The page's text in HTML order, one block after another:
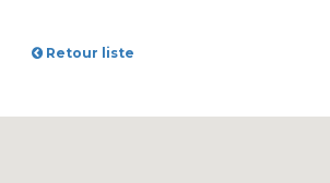
Retour liste